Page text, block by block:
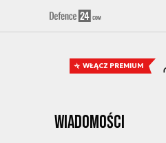
WŁĄCZ PREMIUM
Wiadomości